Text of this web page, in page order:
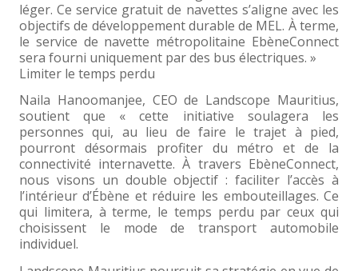
léger. Ce service gratuit de navettes s’aligne avec les
objectifs de développement durable de MEL. À terme,
le service de navette métropolitaine EbèneConnect
sera fourni uniquement par des bus électriques. »
Limiter le temps perdu
Naila Hanoomanjee, CEO de Landscope Mauritius,
soutient que « cette initiative soulagera les
personnes qui, au lieu de faire le trajet à pied,
pourront désormais profiter du métro et de la
connectivité internavette. À travers EbèneConnect,
nous visons un double objectif : faciliter l’accès à
l’intérieur d’Ébène et réduire les embouteillages. Ce
qui limitera, à terme, le temps perdu par ceux qui
choisissent le mode de transport automobile
individuel.